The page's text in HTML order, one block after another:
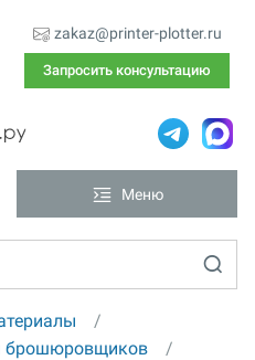
zakaz@printer-plotter.ru
Запросить консультацию
Меню
брошюровщиков